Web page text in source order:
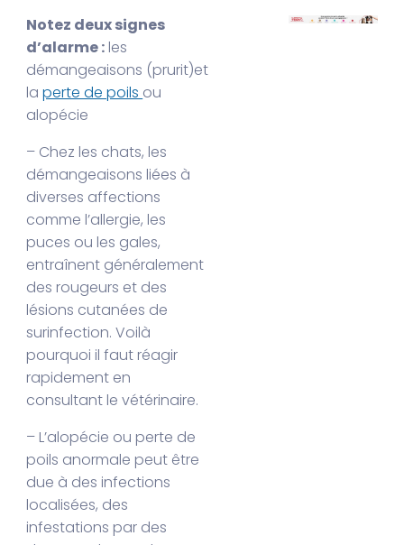
Notez deux signes
d’alarme : les
démangeaisons (prurit)et
laperte de poils ou
alopécie
– Chez les chats, les
démangeaisons liées à
diverses affections
comme l’allergie, les
puces ou les gales,
entraînent généralement
des rougeurs et des
lésions cutanées de
surinfection. Voilà
pourquoi il faut réagir
rapidement en
consultant le vétérinaire.
– L’alopécie ou perte de
poils anormale peut être
due à des infections
localisées, des
infestations par des